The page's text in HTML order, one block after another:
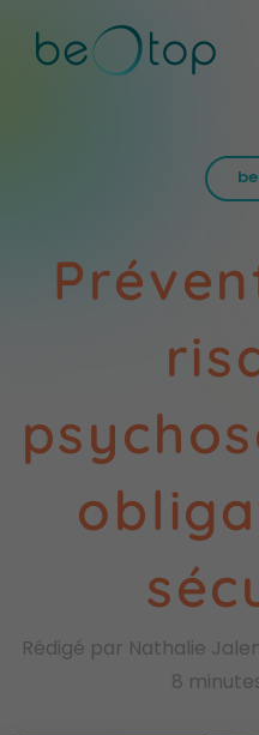
Rédigé par Nathalie
8